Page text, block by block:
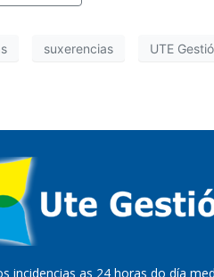
suxerencias UTE
incidencias as 24 horas do día